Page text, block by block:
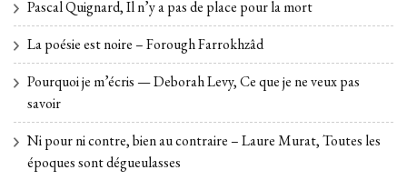
Pascal Quignard, Il n’y a pas de place pour la mort
La poésie est noire – Forough Farrokhzâd
Pourquoi je m’écris — Deborah Levy, Ce que je ne veux pas
savoir
Ni pour ni contre, bien au contraire – Laure Murat, Toutes les
époques sont dégueulasses